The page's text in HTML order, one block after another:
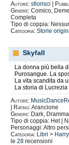
Autore: sfiorisci
Genere: Comico,
Completa
Tipo di coppia:
Categoria: Storie
Skyfall
La donna più bella
Purosangue. La
La vita scandita da
La storia di
Autore:
Rating:Arancione
Genere: Dark,
Tipo di coppia: Het |
Personaggi: Altro
Categoria: Libri >
le 28 recensioni